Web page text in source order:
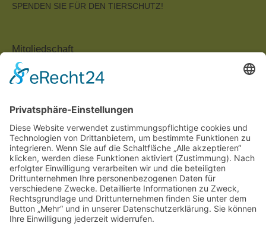
SPENDEN SIE FÜR DEN TIERSCHUTZ!
Mitgliedschaft
Der Landestierschutzverband
Baden-Württemberg e.V. ist dem
Deutschen Tierschutzbund e.V. zugeordnet.